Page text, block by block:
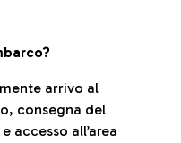
arrivo al
consegna del
accesso all’area